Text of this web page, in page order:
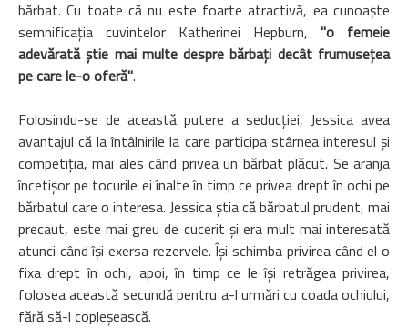
bărbat. Cu toate că nu este foarte atractivă, ea cunoaşte
semnificaţia cuvintelor Katherinei Hepburn, "o femeie
adevărată ştie mai multe despre bărbaţi decât frumuseţea
pe care le-o oferă".
Folosindu-se de această putere a seducţiei, Jessica avea
avantajul că la întâlnirile la care participa stârnea interesul şi
competiţia, mai ales când privea un bărbat plăcut. Se aranja
încetişor pe tocurile ei înalte în timp ce privea drept în ochi pe
bărbatul care o interesa. Jessica ştia că bărbatul prudent, mai
precaut, este mai greu de cucerit şi era mult mai interesată
atunci când îşi exersa rezervele. Îşi schimba privirea când el o
fixa drept în ochi, apoi, în timp ce le îşi retrăgea privirea,
folosea această secundă pentru a-l urmări cu coada ochiului,
fără să-l copleşească.